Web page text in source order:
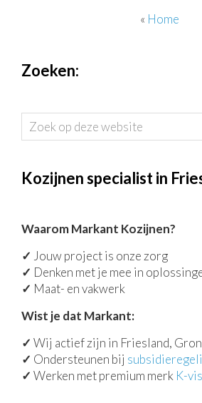
« Home
Zoeken:
Zoek
op
website
Kozijnen specialist in
Waarom Markant Kozijnen?
✓ Jouw project is onze zorg
✓ Denken met je mee in
✓ Maat- en vakwerk
Wist je dat Markant:
✓ Wij actief zijn in Friesland,
✓ Ondersteunen bij
✓ Werken met premium merk K-